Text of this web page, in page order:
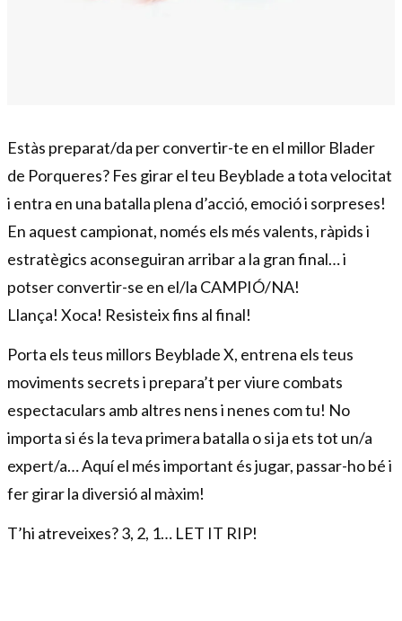
Estàs preparat/da per convertir-te en el millor Blader
de Porqueres? Fes girar el teu Beyblade a tota velocitat
i entra en una batalla plena d’acció, emoció i sorpreses!
En aquest campionat, només els més valents, ràpids i
estratègics aconseguiran arribar a la gran final… i
potser convertir-se en el/la CAMPIÓ/NA!
Llança! Xoca! Resisteix fins al final!
Porta els teus millors Beyblade X, entrena els teus
moviments secrets i prepara’t per viure combats
espectaculars amb altres nens i nenes com tu! No
importa si és la teva primera batalla o si ja ets tot un/a
expert/a… Aquí el més important és jugar, passar-ho bé i
fer girar la diversió al màxim!
T’hi atreveixes? 3, 2, 1… LET IT RIP!